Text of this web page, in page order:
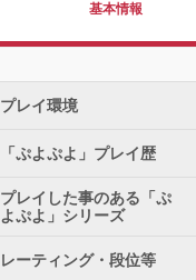
基本情報
プレイ環境
「ぷよぷよ」プレイ歴
プレイした事のある「ぷ
よぷよ」シリーズ
レーティング・段位等